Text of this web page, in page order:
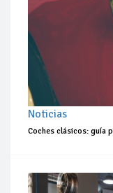
Noticias
Coches clásicos: guía